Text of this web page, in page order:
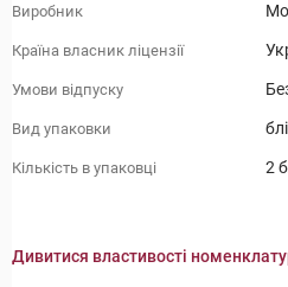
Виробник
Країна власник ліцензії
Умови відпуску
Вид упаковки
Кількість в упаковці 2
Дивитися властивості